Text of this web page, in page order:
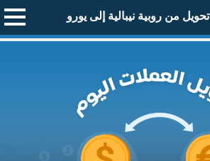
تحويل من روبية نيبالية إلى يورو